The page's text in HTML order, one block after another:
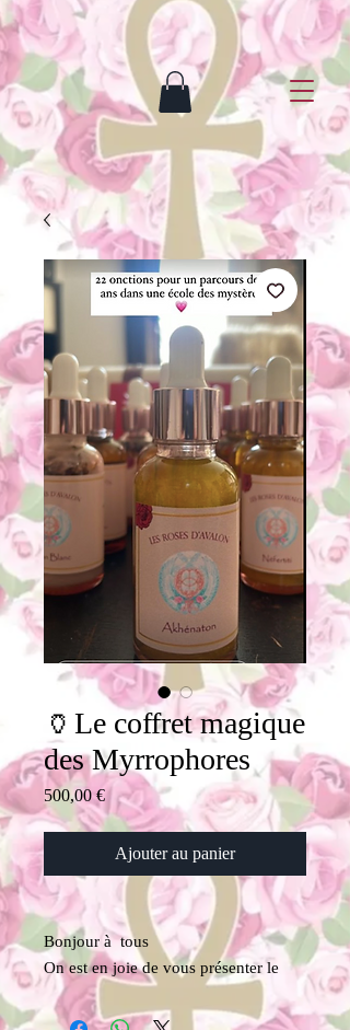
🏺Le coffret magique
des Myrrophores
500,00 €Prix
Ajouter au panier
Bonjour à tous
On est en joie de vous présenter le
Coffret Magique des Myrrophores
composée de 22 onctions sacrées